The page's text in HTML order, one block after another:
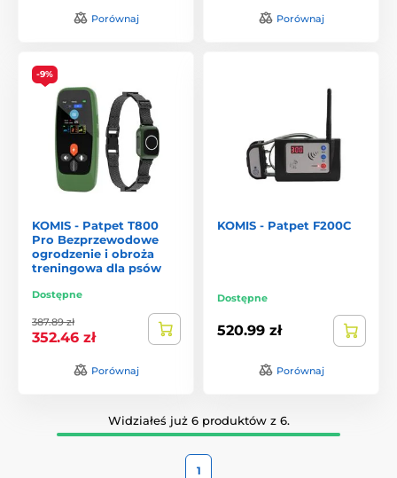
Porównaj Porównaj
-9%
KOMIS - Patpet T800
Pro Bezprzewodowe
ogrodzenie i obroża
treningowa dla psów
Dostępne
387.89 zł
352.46 zł
Porównaj
KOMIS - Patpet F200C
Dostępne
520.99 zł
Porównaj
Widziałeś już 6 produktów z 6.
1